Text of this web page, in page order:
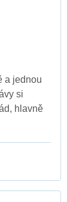
a jednou
si
hlavně